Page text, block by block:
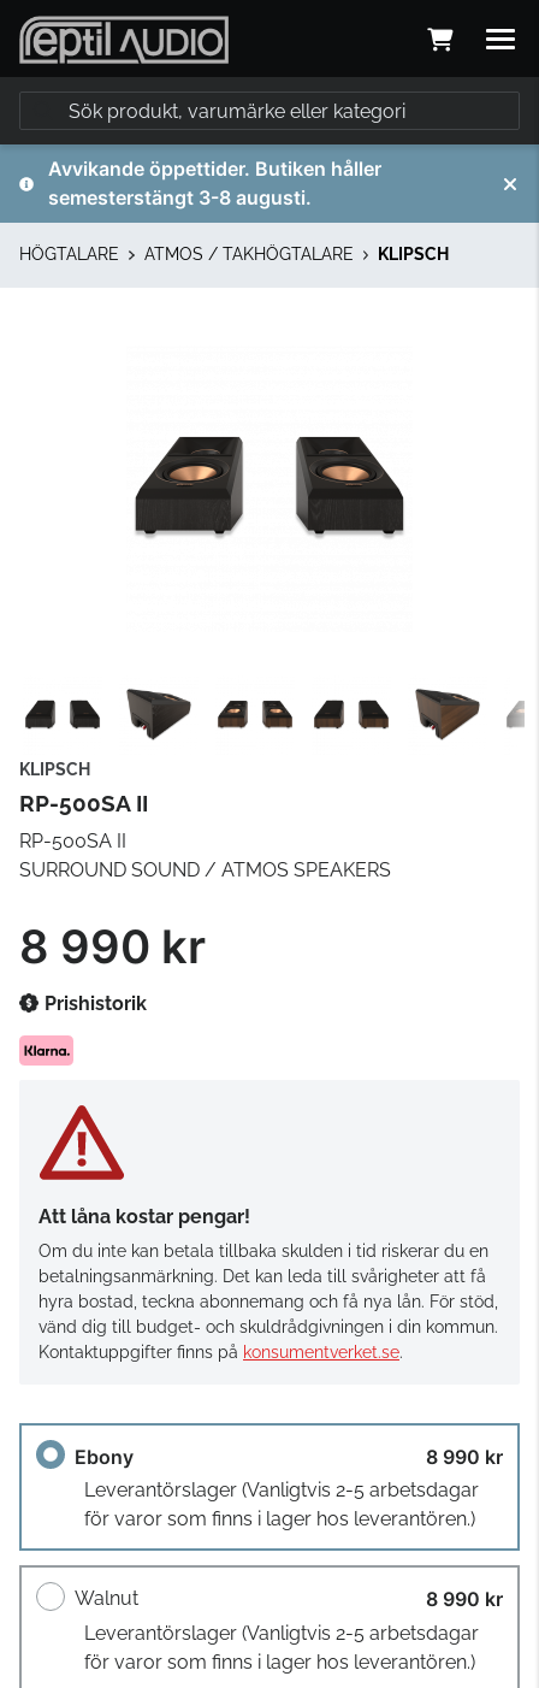
Avvikande öppettider. Butiken håller
semesterstängt 3-8 augusti.
HÖGTALARE ATMOS / TAKHÖGTALARE KLIPSCH
KLIPSCH
RP-500SA II
RP-500SA II
SURROUND SOUND / ATMOS SPEAKERS
8 990 kr
Prishistorik
Att låna kostar pengar!
Om du inte kan betala tillbaka skulden i tid riskerar du en
betalningsanmärkning. Det kan leda till svårigheter att få
hyra bostad, teckna abonnemang och få nya lån. För stöd,
vänd dig till budget- och skuldrådgivningen i din kommun.
Kontaktuppgifter finns på konsumentverket.se.
Ebony 8 990 kr
Leverantörslager (Vanligtvis 2-5 arbetsdagar
för varor som finns i lager hos leverantören.)
Walnut 8 990 kr
Leverantörslager (Vanligtvis 2-5 arbetsdagar
för varor som finns i lager hos leverantören.)